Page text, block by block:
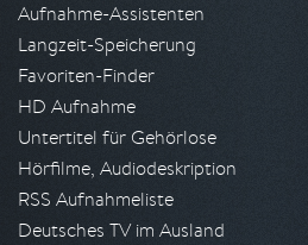
Aufnahme-Assistenten
Langzeit-Speicherung
Favoriten-Finder
HD Aufnahme
Untertitel für Gehörlose
Hörfilme, Audiodeskription
RSS Aufnahmeliste
Deutsches TV im Ausland